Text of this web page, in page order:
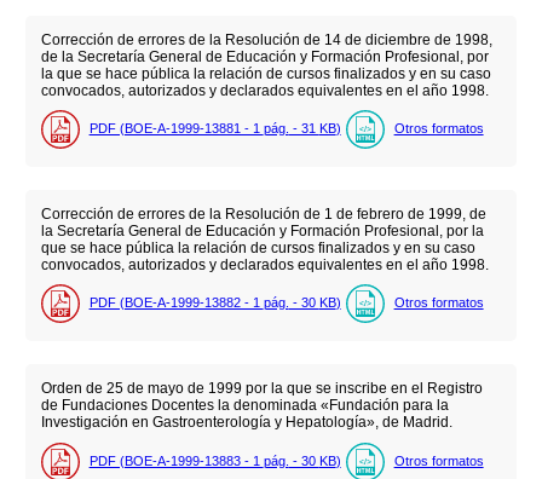
Corrección de errores de la Resolución de 14 de diciembre de 1998,
de la Secretaría General de Educación y Formación Profesional, por
la que se hace pública la relación de cursos finalizados y en su caso
convocados, autorizados y declarados equivalentes en el año 1998.
PDF (BOE-A-1999-13881 - 1 pág. - 31 KB) Otros formatos
Corrección de errores de la Resolución de 1 de febrero de 1999, de
la Secretaría General de Educación y Formación Profesional, por la
que se hace pública la relación de cursos finalizados y en su caso
convocados, autorizados y declarados equivalentes en el año 1998.
PDF (BOE-A-1999-13882 - 1 pág. - 30 KB) Otros formatos
Orden de 25 de mayo de 1999 por la que se inscribe en el Registro
de Fundaciones Docentes la denominada «Fundación para la
Investigación en Gastroenterología y Hepatología», de Madrid.
PDF (BOE-A-1999-13883 - 1 pág. - 30 KB) Otros formatos